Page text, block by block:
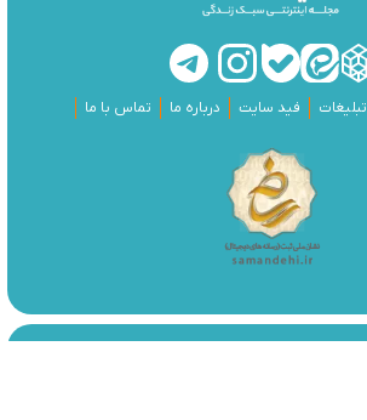
تبلیغات فید سایت درباره ما تماس با ما